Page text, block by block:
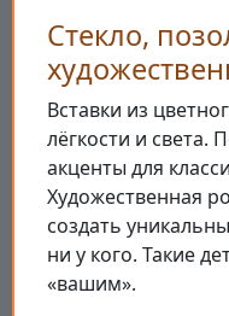
Стекло,
Вставки из
лёгкости и света.
акценты для
Художественная
создать
ни у кого. Такие
«вашим».